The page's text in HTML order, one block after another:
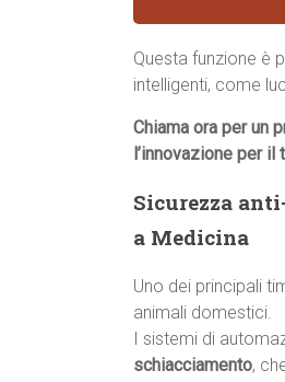
Questa funzione è
intelligenti, come
Chiama ora per un
l’innovazione per
Sicurezza
a Medicina
Uno dei principali
animali domestici.
I sistemi di
schiacciamento,